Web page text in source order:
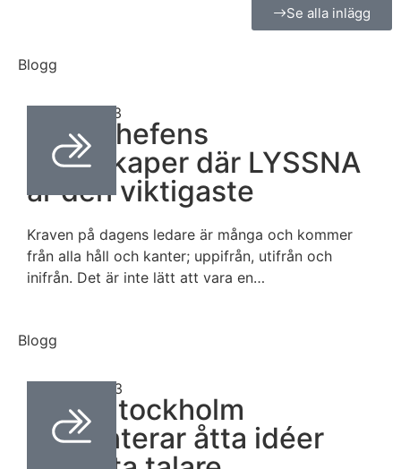
Se alla inlägg
Blogg
april 24, 2023
Drömchefens
egenskaper där LYSSNA
är den viktigaste
Kraven på dagens ledare är många och kommer
från alla håll och kanter; uppifrån, utifrån och
inifrån. Det är inte lätt att vara en…
Blogg
mars 31, 2023
TEDxStockholm
presenterar åtta idéer